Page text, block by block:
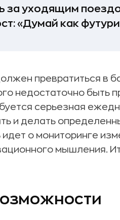
за уходящим
«Думай как
превратиться в
недостаточно быть
серьезная
и делать
о мониторинге
мышления.